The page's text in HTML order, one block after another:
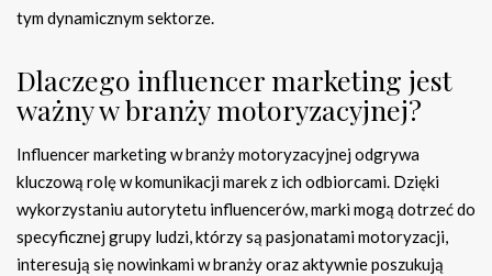
tym dynamicznym sektorze.
Dlaczego influencer marketing jest
ważny w branży motoryzacyjnej?
Influencer marketing w branży motoryzacyjnej odgrywa
kluczową rolę w komunikacji marek z ich odbiorcami. Dzięki
wykorzystaniu autorytetu influencerów, marki mogą dotrzeć do
specyficznej grupy ludzi, którzy są pasjonatami motoryzacji,
interesują się nowinkami w branży oraz aktywnie poszukują